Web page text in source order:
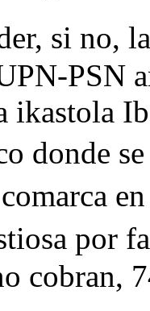
si no,
PSN
ikastola
donde se
por
cobran,